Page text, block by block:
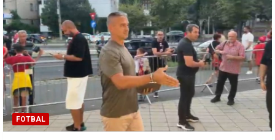
FOTBAL